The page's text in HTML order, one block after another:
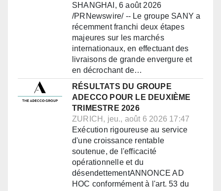
SHANGHAI, 6 août 2026
/PRNewswire/ -- Le groupe SANY a
récemment franchi deux étapes
majeures sur les marchés
internationaux, en effectuant des
livraisons de grande envergure et
en décrochant de…
RÉSULTATS DU GROUPE
ADECCO POUR LE DEUXIÈME
TRIMESTRE 2026
ZURICH, jeu., août 6 2026 17:47
Exécution rigoureuse au service
d'une croissance rentable
soutenue, de l'efficacité
opérationnelle et du
désendettementANNONCE AD
HOC conformément à l'art. 53 du